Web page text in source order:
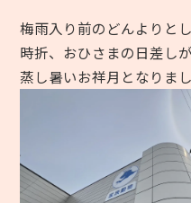
梅雨入り前のどんよりと
時折、おひさまの日差し
蒸し暑いお祥月となりまし